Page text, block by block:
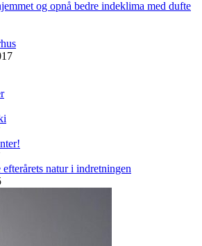
efterårets natur i indretningen